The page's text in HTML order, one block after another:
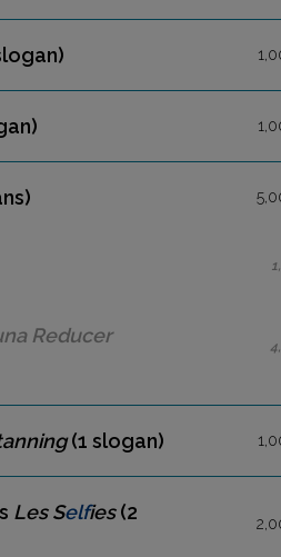
Reducer
(1 slogan)
Les Selfies(2